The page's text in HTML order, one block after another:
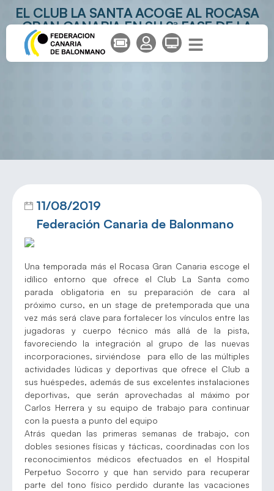
EL CLUB LA SANTA ACOGE AL ROCASA
GRAN CANARIA EN SU 2ª FASE DE LA
PRETEMPORADA
11/08/2019
Federación Canaria de Balonmano
Una temporada más el Rocasa Gran Canaria escoge el
idílico entorno que ofrece el Club La Santa como
parada obligatoria en su preparación de cara al
próximo curso, en un stage de pretemporada que una
vez más será clave para fortalecer los vínculos entre las
jugadoras y cuerpo técnico más allá de la pista,
favoreciendo la integración al grupo de las nuevas
incorporaciones, sirviéndose para ello de las múltiples
actividades lúdicas y deportivas que ofrece el Club a
sus huéspedes, además de sus excelentes instalaciones
deportivas, que serán aprovechadas al máximo por
Carlos Herrera y su equipo de trabajo para continuar
con la puesta a punto del equipo
Atrás quedan las primeras semanas de trabajo, con
dobles sesiones físicas y tácticas, coordinadas con los
reconocimientos médicos efectuados en el Hospital
Perpetuo Socorro y que han servido para recuperar
parte del tono físico perdido durante las vacaciones